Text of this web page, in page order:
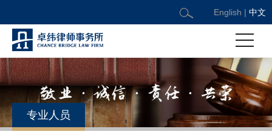
English | 中文
专业人员